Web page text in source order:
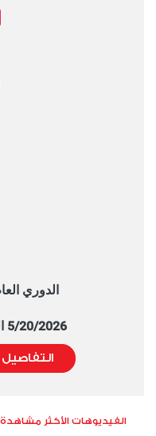
الدوري العام -
5/20/2026 التوقيت 8:00 PM
التفاصيل
الفيديوهات الأكثر